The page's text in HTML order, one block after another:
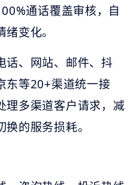
通话覆盖审核，自
变化。
话、网站、邮件、抖
东等20+渠道统一接
理多渠道客户请求，减
的服务损耗。